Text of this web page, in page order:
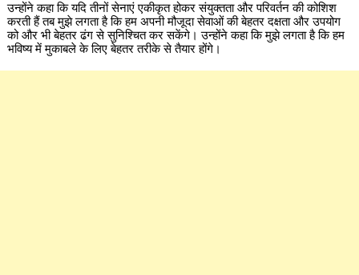
उन्होंने कहा कि यदि तीनों सेनाएं एकीकृत होकर संयुक्तता और परिवर्तन की कोशिश
करती हैं तब मुझे लगता है कि हम अपनी मौजूदा सेवाओं की बेहतर दक्षता और उपयोग
को और भी बेहतर ढंग से सुनिश्चित कर सकेंगे। उन्होंने कहा कि मुझे लगता है कि हम
भविष्य में मुकाबले के लिए बेहतर तरीके से तैयार होंगे।